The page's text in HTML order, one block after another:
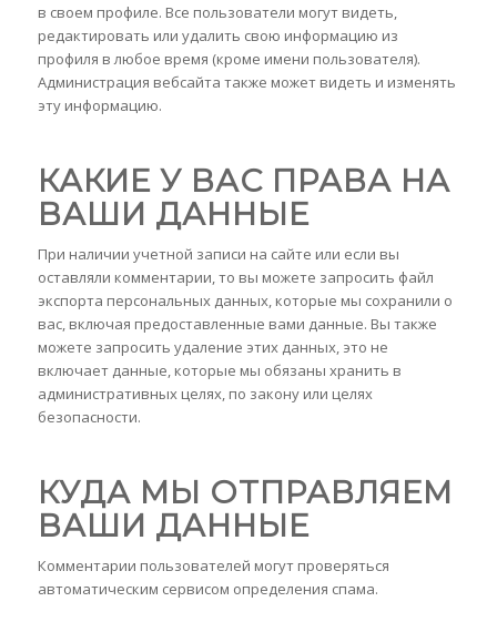
в своем профиле. Все пользователи могут видеть,
редактировать или удалить свою информацию из
профиля в любое время (кроме имени пользователя).
Администрация вебсайта также может видеть и изменять
эту информацию.
КАКИЕ У ВАС ПРАВА НА
ВАШИ ДАННЫЕ
При наличии учетной записи на сайте или если вы
оставляли комментарии, то вы можете запросить файл
экспорта персональных данных, которые мы сохранили о
вас, включая предоставленные вами данные. Вы также
можете запросить удаление этих данных, это не
включает данные, которые мы обязаны хранить в
административных целях, по закону или целях
безопасности.
КУДА МЫ ОТПРАВЛЯЕМ
ВАШИ ДАННЫЕ
Комментарии пользователей могут проверяться
автоматическим сервисом определения спама.